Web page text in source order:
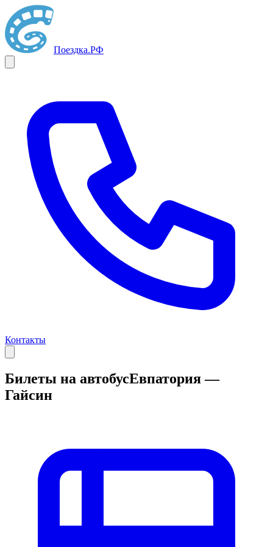
Поездка.РФ
Контакты
Билеты на автобусЕвпатория —
Гайсин